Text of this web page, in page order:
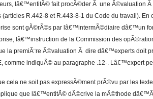
lâ€™entitÃ© fait procÃ©der Ã une Ã©valuation
(articles R.442-8 et R.443-8-1 du Code du travail). En
sont gÃ©rÃ©s par lâ€™intermÃ©diaire dâ€™un
lâ€™instruction de la Commission des
la premiÃ¨re Ã©valuation Ã dire dâ€™experts doit
comme indiquÃ© au paragraphe .12-. Lâ€™expert
cela ne soit pas expressÃ©ment prÃ©vu par les
que lâ€™entitÃ© dÃ©crive la mÃ©thode